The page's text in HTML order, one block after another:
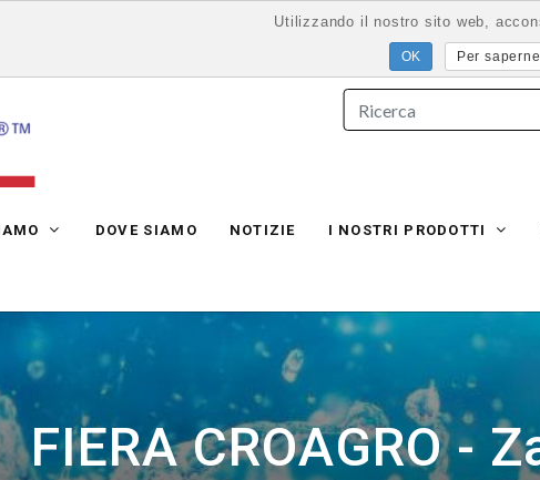
DOVE SIAMO NOTIZIE I NOSTRI PRODOTTI
FIERA CROAGRO -
Utilizzando il nostro sito web,
Per